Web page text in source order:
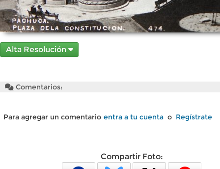
Alta Resolución
Comentarios:
Para agregar un comentario entra a tu cuenta o Regístrate
Compartir Foto: